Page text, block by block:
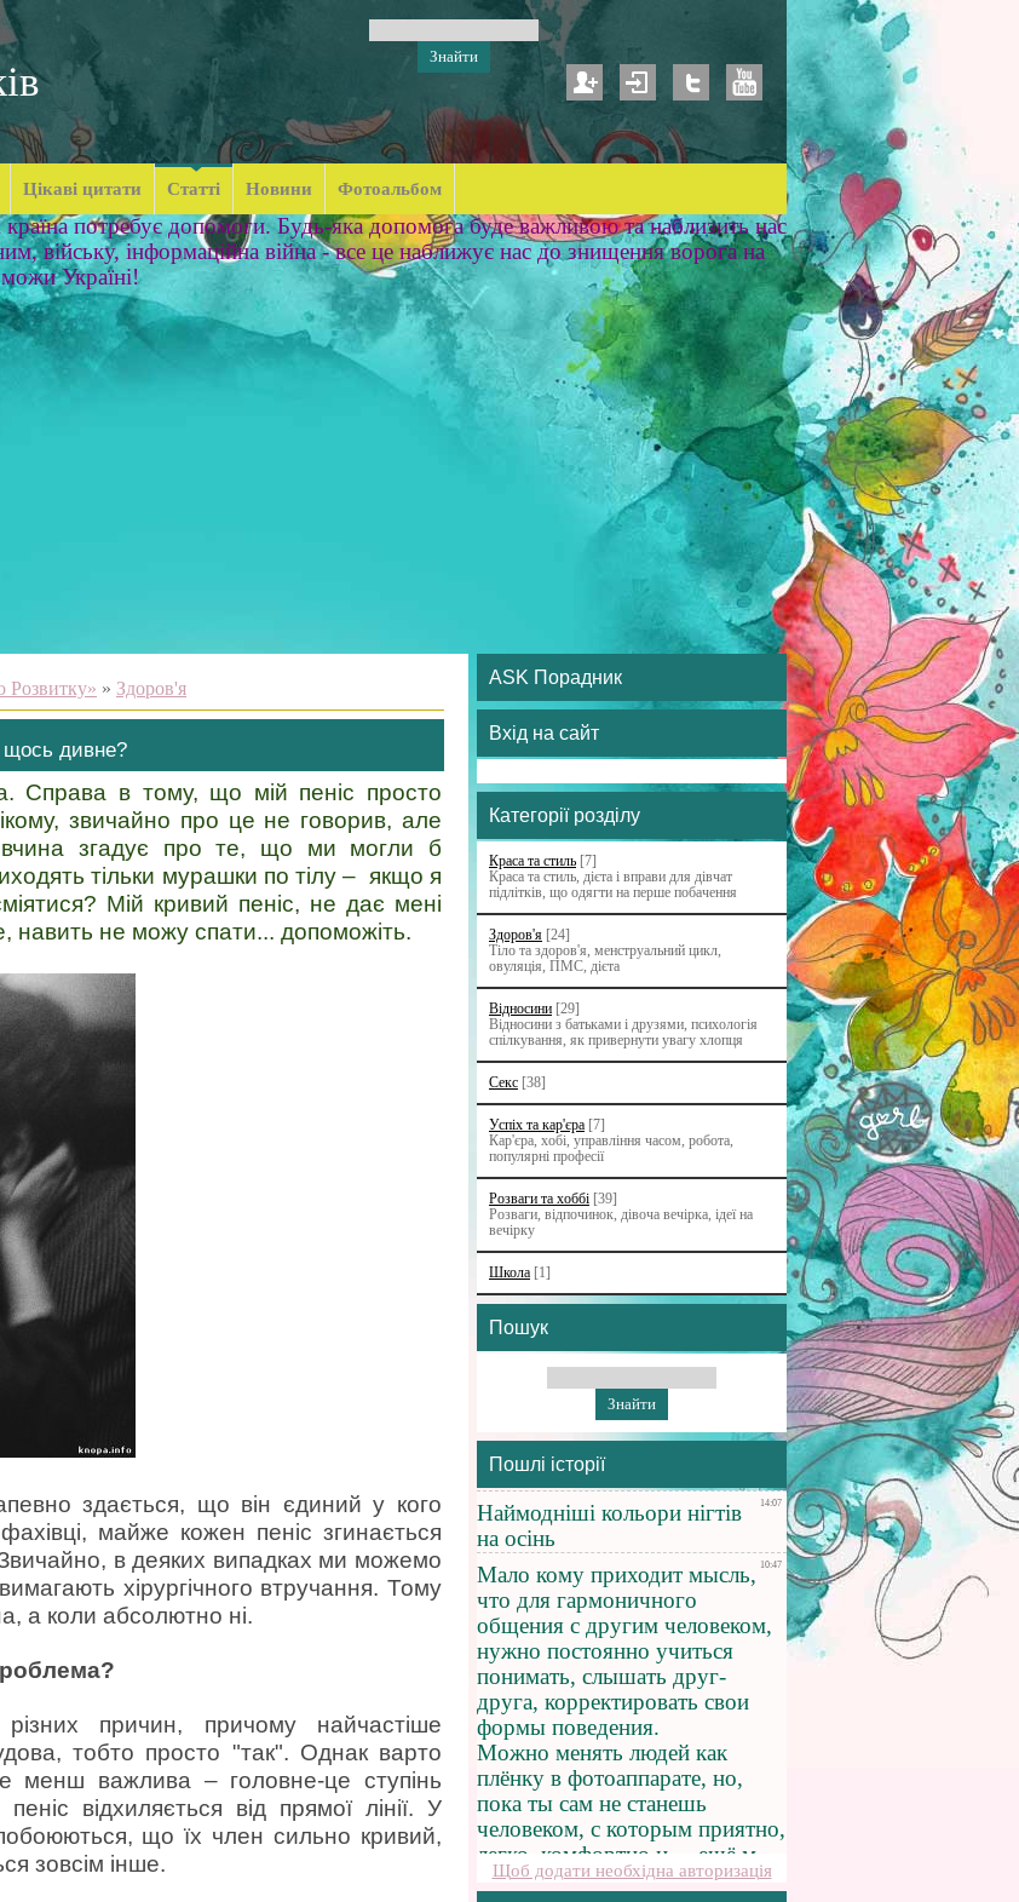
Цікаві цитати Статті Новини Фотоальбом
потребує допомоги. Будь-яка допомога буде важливою та наблизить нас
війську, інформаційна війна - все це наближує нас до знищення ворога на
Україні!
Розвитку» » Здоров'я
щось дивне?
Справа в тому, що мій пеніс просто
звичайно про це не говорив, але
згадує про те, що ми могли б
тільки мурашки по тілу – якщо я
Мій кривий пеніс, не дає мені
навить не можу спати... допоможіть.
здається, що він єдиний у кого
майже кожен пеніс згинається
в деяких випадках ми можемо
хірургічного втручання. Тому
а коли абсолютно ні.
причин, причому найчастіше
тобто просто "так". Однак варто
менш важлива – головне-це ступінь
відхиляється від прямої лінії. У
що їх член сильно кривий,
зовсім інше.
ASK Порадник
Вхід на сайт
Категорії розділу
Краса та стиль [7]
Краса та стиль, дієта і вправи для дівчат
підлітків, що одягти на перше побачення
Здоров'я [24]
Тіло та здоров'я, менструальний цикл,
овуляція, ПМС, дієта
Відносини [29]
Відносини з батьками i друзями, психологія
спілкування, як привернути увагу хлопця
Секс [38]
Успіх та кар'єра [7]
Кар'єра, хобі, управління часом, робота,
популярні професії
Розваги та хоббі [39]
Розваги, відпочинок, дівоча вечірка, ідеї на
вечірку
Школа [1]
Пошук
Пошлі історії
Щоб додати необхідна авторизація